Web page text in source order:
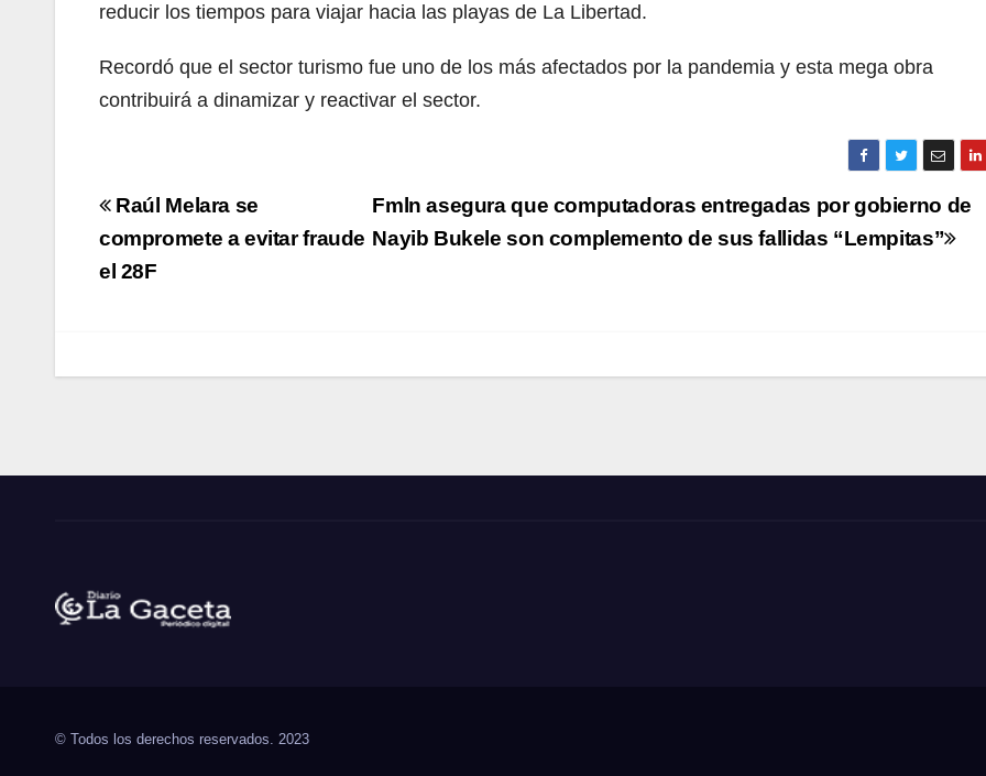
reducir los tiempos para viajar hacia las playas de La Libertad.
Recordó que el sector turismo fue uno de los más afectados por la pandemia y esta mega obra
contribuirá a dinamizar y reactivar el sector.
Navegación
de
entradas
Fmln asegura que computadoras entregadas por gobierno de
Nayib Bukele son complemento de sus fallidas “Lempitas”
Raúl Melara se
compromete a evitar fraude
el 28F
© Todos los derechos reservados. 2023